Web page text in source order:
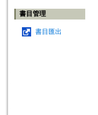
書目管理
書目匯出